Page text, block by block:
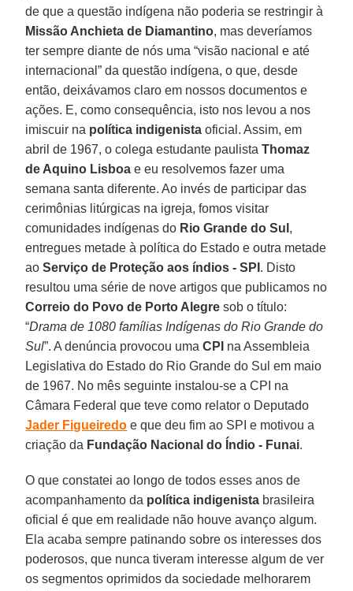
de que a questão indígena não poderia se restringir à
Missão Anchieta de Diamantino, mas deveríamos
ter sempre diante de nós uma “visão nacional e até
internacional” da questão indígena, o que, desde
então, deixávamos claro em nossos documentos e
ações. E, como consequência, isto nos levou a nos
imiscuir na política indigenista oficial. Assim, em
abril de 1967, o colega estudante paulistaThomaz
de Aquino Lisboa e eu resolvemos fazer uma
semana santa diferente. Ao invés de participar das
cerimônias litúrgicas na igreja, fomos visitar
comunidades indígenas do Rio Grande do Sul ,
entregues metade à política do Estado e outra metade
aoServiço de Proteção aos índios - SPI . Disto
resultou uma série de nove artigos que publicamos no
Correio do Povo de Porto Alegre sob o título:
“Drama de 1080 famílias Indígenas do Rio Grande do
Sul”. A denúncia provocou umaCPI na Assembleia
Legislativa do Estado do Rio Grande do Sul em maio
de 1967. No mês seguinte instalou-se a CPI na
Câmara Federal que teve como relator o Deputado
Jader Figueiredo e que deu fim ao SPI e motivou a
criação da Fundação Nacional do Índio - Funai.
O que constatei ao longo de todos esses anos de
acompanhamento da política indigenista brasileira
oficial é que em realidade não houve avanço algum.
Ela acaba sempre patinando sobre os interesses dos
poderosos, que nunca tiveram interesse algum de ver
os segmentos oprimidos da sociedade melhorarem